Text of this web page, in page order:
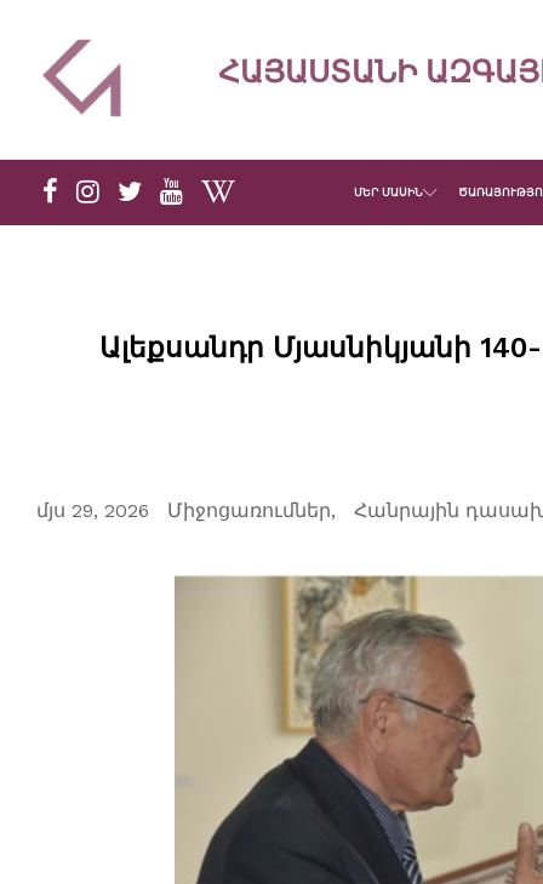
ՀԱՅԱՍՏԱՆԻ
ՄԵՐ ՄԱՍԻՆ
Ալեքսանդր Մյասնիկյանի
մյս 29, 2026 Միջոցառումներ Հանրային